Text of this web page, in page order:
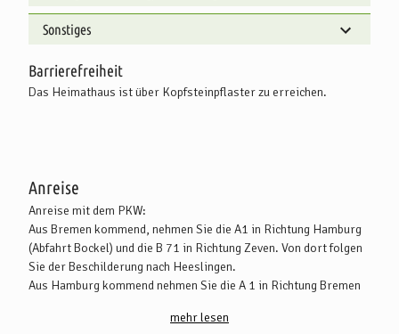
Sonstiges
Barrierefreiheit
Das Heimathaus ist über Kopfsteinpflaster zu erreichen.
Anreise
Anreise mit dem PKW:
Aus Bremen kommend, nehmen Sie die A1 in Richtung Hamburg
(Abfahrt Bockel) und die B 71 in Richtung Zeven. Von dort folgen
Sie der Beschilderung nach Heeslingen.
Aus Hamburg kommend nehmen Sie die A 1 in Richtung Bremen
Nüttel, Ippensen, Steddorf, Boitzen und Heeslingen.
mehr lesen